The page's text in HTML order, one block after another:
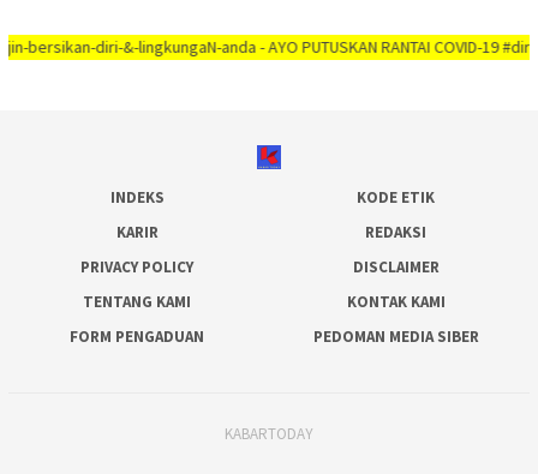
diri-&-lingkungaN-anda - AYO PUTUSKAN RANTAI COVID-19
INDEKS
KODE ETIK
KARIR
REDAKSI
PRIVACY POLICY
DISCLAIMER
TENTANG KAMI
KONTAK KAMI
FORM PENGADUAN
PEDOMAN MEDIA SIBER
KABARTODAY